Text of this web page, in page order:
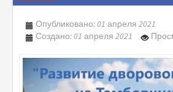
Опубликовано: 01 апреля 2021
Создано: 01 апреля 2021